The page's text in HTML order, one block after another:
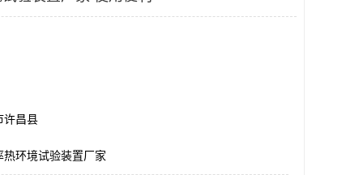
许昌县
热环境试验装置厂家